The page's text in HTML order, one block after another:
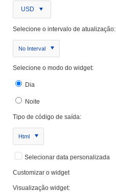
USD
Selecione o intervalo de atualização:
No Interval
Selecione o modo do widget:
Dia
Noite
Tipo de código de saída:
Html
Selecionar data personalizada
Customizar o widget
Visualização widget: